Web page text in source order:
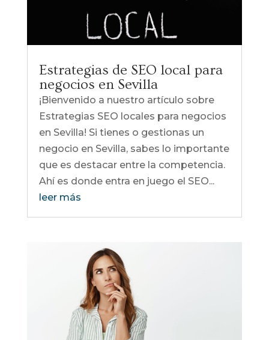
Estrategias de SEO local para
negocios en Sevilla
¡Bienvenido a nuestro artículo sobre
Estrategias SEO locales para negocios
en Sevilla! Si tienes o gestionas un
negocio en Sevilla, sabes lo importante
que es destacar entre la competencia.
Ahí es donde entra en juego el SEO...
leer más